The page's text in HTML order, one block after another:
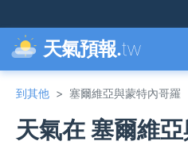
天氣預報.tw
到其他 > 塞爾維亞與蒙特內哥羅
天氣在 塞爾維